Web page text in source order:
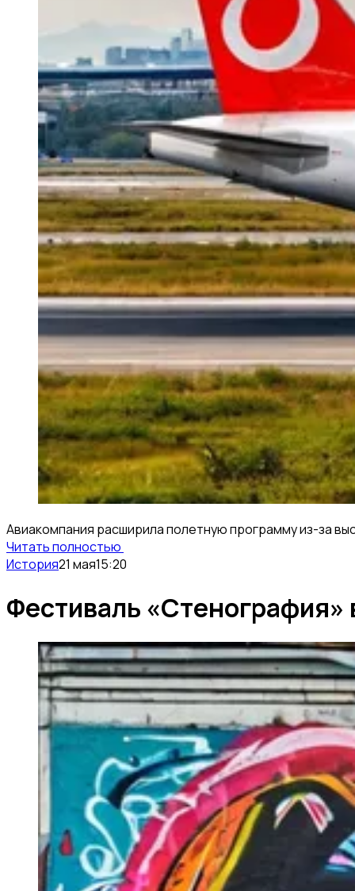
Авиакомпания расширила полетную программу из-за
Читать полностью
История21 мая15:20
Фестиваль